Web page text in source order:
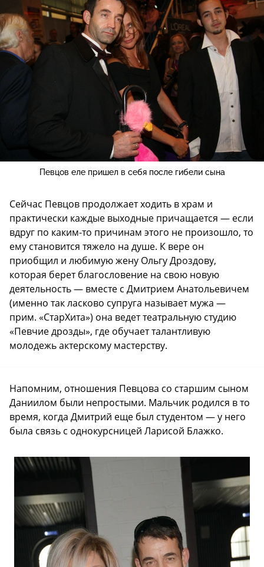
Певцов еле пришел в себя после гибели сына
Сейчас Певцов продолжает ходить в храм и
практически каждые выходные причащается — если
вдруг по каким-то причинам этого не произошло, то
ему становится тяжело на душе. К вере он
приобщил и любимую жену Ольгу Дроздову,
которая берет благословение на свою новую
деятельность — вместе с Дмитрием Анатольевичем
(именно так ласково супруга называет мужа —
прим. «СтарХита») она ведет театральную студию
«Певчие дрозды», где обучает талантливую
молодежь актерскому мастерству.
Напомним, отношения Певцова со старшим сыном
Даниилом были непростыми. Мальчик родился в то
время, когда Дмитрий еще был студентом — у него
была связь с однокурсницей Ларисой Блажко.